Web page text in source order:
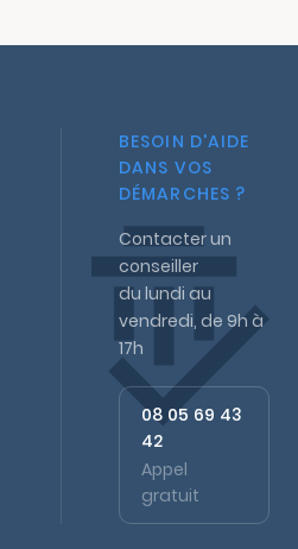
BESOIN D'AIDE
DANS VOS
DÉMARCHES ?
Contacter un
conseiller
du lundi au
vendredi, de 9h à
17h
08 05 69 43
42
Appel
gratuit